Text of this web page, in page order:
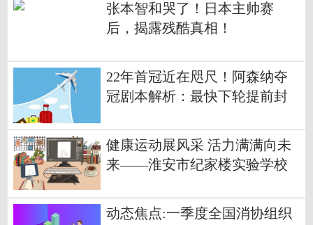
张本智和哭了！日本主帅赛
后，揭露残酷真相！
22年首冠近在咫尺！阿森纳夺
冠剧本解析：最快下轮提前封
健康运动展风采 活力满满向未
来——淮安市纪家楼实验学校
动态焦点:一季度全国消协组织